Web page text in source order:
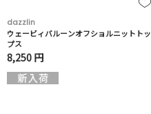
dazzlin
ウェービィバルーンオフショルニットトッ
プス
8,250 円